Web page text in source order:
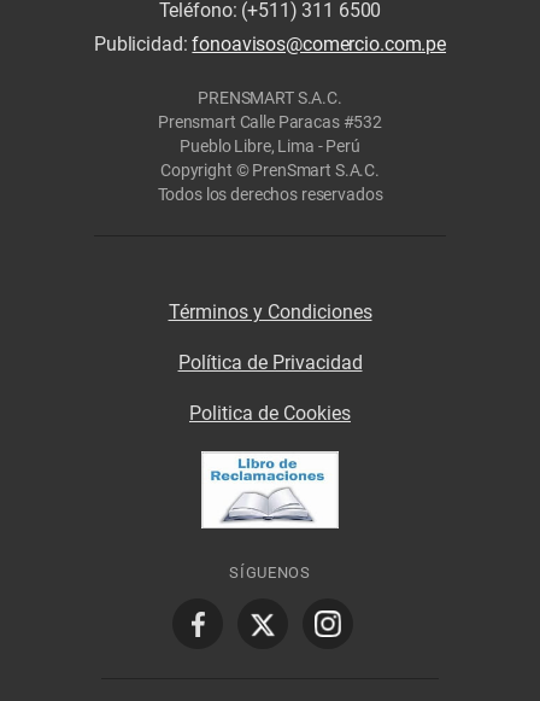
Teléfono: (+511) 311 6500
Publicidad:fonoavisos@comercio.com.pe
PRENSMART S.A.C.
Prensmart Calle Paracas #532
Pueblo Libre, Lima - Perú
Copyright © PrenSmart S.A.C.
Todos los derechos reservados
Términos y Condiciones
Política de Privacidad
Politica de Cookies
SÍGUENOS